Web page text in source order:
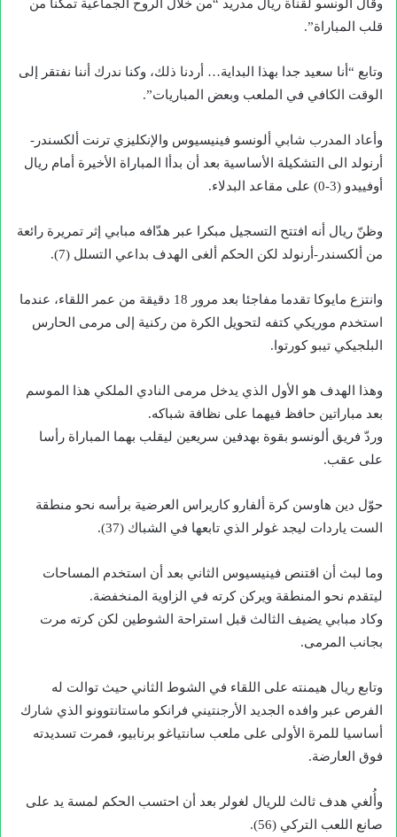
وقال ألونسو لقناة ريال مدريد “من خلال الروح الجماعية تمكنا من
قلب المباراة”.
وتابع “أنا سعيد جدا بهذا البداية… أردنا ذلك، وكنا ندرك أننا نفتقر إلى
الوقت الكافي في الملعب وبعض المباريات”.
وأعاد المدرب شابي ألونسو فينيسيوس والإنكليزي ترنت ألكسندر-
أرنولد الى التشكيلة الأساسية بعد أن بدأا المباراة الأخيرة أمام ريال
أوفييدو (3-0) على مقاعد البدلاء.
وظنّ ريال أنه افتتح التسجيل مبكرا عبر هدّافه مبابي إثر تمريرة رائعة
من ألكسندر-أرنولد لكن الحكم ألغى الهدف بداعي التسلل (7).
وانتزع مايوكا تقدما مفاجئا بعد مرور 18 دقيقة من عمر اللقاء، عندما
استخدم موريكي كتفه لتحويل الكرة من ركنية إلى مرمى الحارس
البلجيكي تيبو كورتوا.
وهذا الهدف هو الأول الذي يدخل مرمى النادي الملكي هذا الموسم
بعد مباراتين حافظ فيهما على نظافة شباكه.
وردّ فريق ألونسو بقوة بهدفين سريعين ليقلب بهما المباراة رأسا
على عقب.
حوّل دين هاوسن كرة ألفارو كاريراس العرضية برأسه نحو منطقة
الست ياردات ليجد غولر الذي تابعها في الشباك (37).
وما لبث أن اقتنص فينيسيوس الثاني بعد أن استخدم المساحات
ليتقدم نحو المنطقة ويركن كرته في الزاوية المنخفضة.
وكاد مبابي يضيف الثالث قبل استراحة الشوطين لكن كرته مرت
بجانب المرمى.
وتابع ريال هيمنته على اللقاء في الشوط الثاني حيث توالت له
الفرص عبر وافده الجديد الأرجنتيني فرانكو ماستانتوونو الذي شارك
أساسيا للمرة الأولى على ملعب سانتياغو برنابيو، فمرت تسديدته
فوق العارضة.
وأُلغي هدف ثالث للريال لغولر بعد أن احتسب الحكم لمسة يد على
صانع اللعب التركي (56).